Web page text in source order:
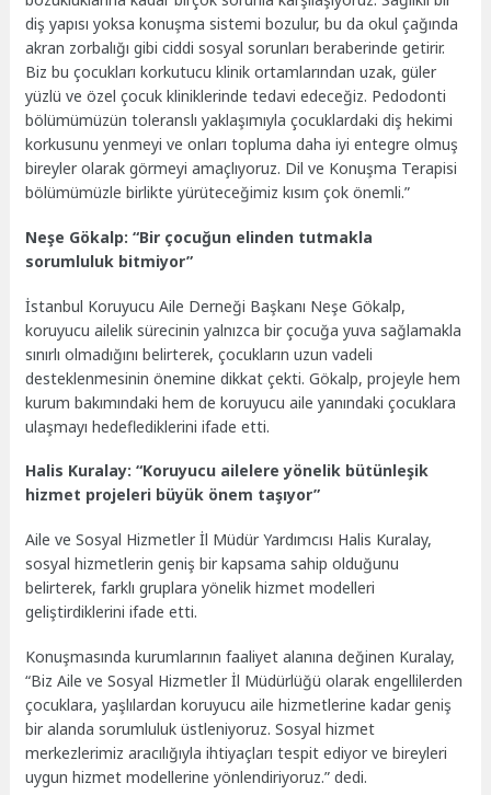
diş yapısı yoksa konuşma sistemi bozulur, bu da okul çağında
akran zorbalığı gibi ciddi sosyal sorunları beraberinde getirir.
Biz bu çocukları korkutucu klinik ortamlarından uzak, güler
yüzlü ve özel çocuk kliniklerinde tedavi edeceğiz. Pedodonti
bölümümüzün toleranslı yaklaşımıyla çocuklardaki diş hekimi
korkusunu yenmeyi ve onları topluma daha iyi entegre olmuş
bireyler olarak görmeyi amaçlıyoruz. Dil ve Konuşma Terapisi
bölümümüzle birlikte yürüteceğimiz kısım çok önemli.”
Neşe Gökalp: “Bir çocuğun elinden tutmakla
sorumluluk bitmiyor”
İstanbul Koruyucu Aile Derneği Başkanı Neşe Gökalp,
koruyucu ailelik sürecinin yalnızca bir çocuğa yuva sağlamakla
sınırlı olmadığını belirterek, çocukların uzun vadeli
desteklenmesinin önemine dikkat çekti. Gökalp, projeyle hem
kurum bakımındaki hem de koruyucu aile yanındaki çocuklara
ulaşmayı hedeflediklerini ifade etti.
Halis Kuralay: “Koruyucu ailelere yönelik bütünleşik
hizmet projeleri büyük önem taşıyor”
Aile ve Sosyal Hizmetler İl Müdür Yardımcısı Halis Kuralay,
sosyal hizmetlerin geniş bir kapsama sahip olduğunu
belirterek, farklı gruplara yönelik hizmet modelleri
geliştirdiklerini ifade etti.
Konuşmasında kurumlarının faaliyet alanına değinen Kuralay,
“Biz Aile ve Sosyal Hizmetler İl Müdürlüğü olarak engellilerden
çocuklara, yaşlılardan koruyucu aile hizmetlerine kadar geniş
bir alanda sorumluluk üstleniyoruz. Sosyal hizmet
merkezlerimiz aracılığıyla ihtiyaçları tespit ediyor ve bireyleri
uygun hizmet modellerine yönlendiriyoruz.” dedi.